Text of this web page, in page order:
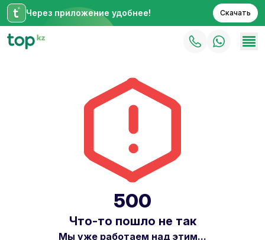
Через приложение удобнее! Скачать
500
Что-то пошло не так
Мы уже работаем над этим...